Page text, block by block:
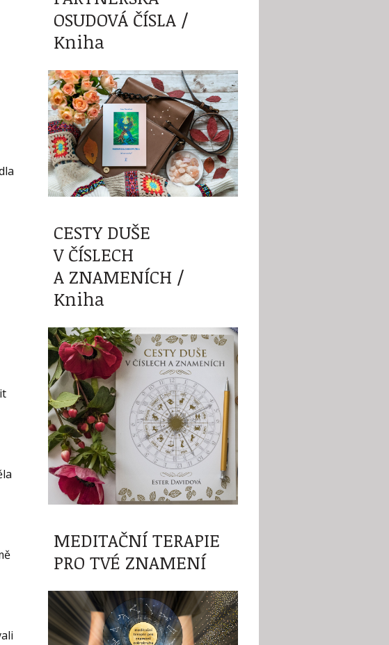
OSUDOVÁ ČÍSLA /
Kniha
CESTY DUŠE
V ČÍSLECH
A ZNAMENÍCH /
Kniha
MEDITAČNÍ TERAPIE
PRO TVÉ ZNAMENÍ